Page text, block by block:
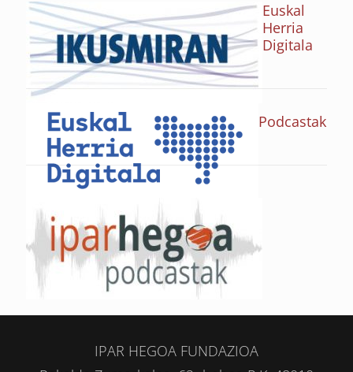
Euskal
Herria
Digitala
Podcastak
IPAR HEGOA FUNDAZIOA